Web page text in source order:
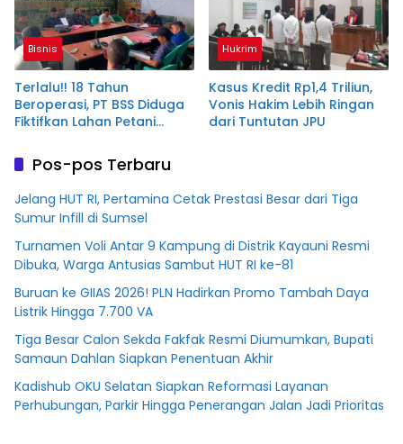
Bisnis
Terlalu!! 18 Tahun
Beroperasi, PT BSS Diduga
Fiktifkan Lahan Petani
Hukrim
Kasus Kredit Rp1,4 Triliun,
Vonis Hakim Lebih Ringan
dari Tuntutan JPU
Pos-pos Terbaru
Jelang HUT RI, Pertamina Cetak Prestasi Besar dari Tiga
Sumur Infill di Sumsel
Turnamen Voli Antar 9 Kampung di Distrik Kayauni Resmi
Dibuka, Warga Antusias Sambut HUT RI ke-81
Buruan ke GIIAS 2026! PLN Hadirkan Promo Tambah Daya
Listrik Hingga 7.700 VA
Tiga Besar Calon Sekda Fakfak Resmi Diumumkan, Bupati
Samaun Dahlan Siapkan Penentuan Akhir
Kadishub OKU Selatan Siapkan Reformasi Layanan
Perhubungan, Parkir Hingga Penerangan Jalan Jadi Prioritas